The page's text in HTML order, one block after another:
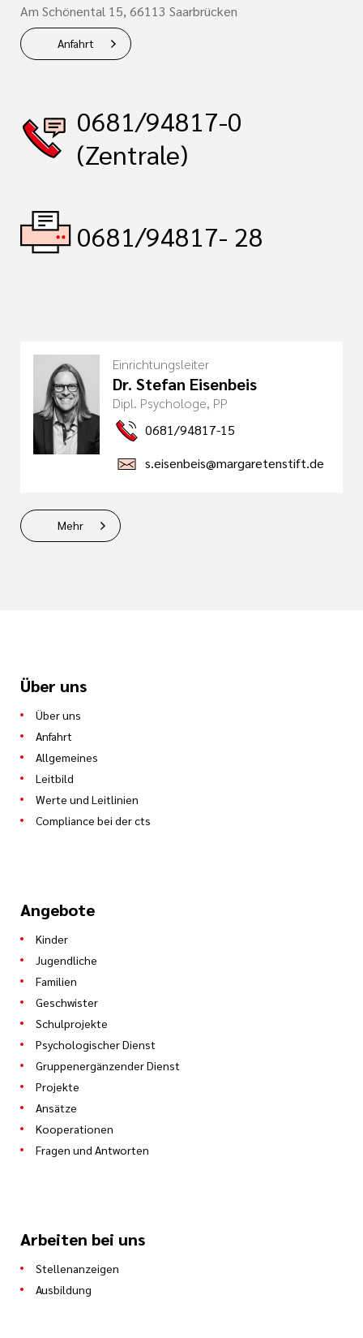
Am Schönental 15, 66113 Saarbrücken
Anfahrt
0681/94817-0
(Zentrale)
0681/94817- 28
Einrichtungsleiter
Dr. Stefan Eisenbeis
Dipl. Psychologe, PP
0681/94817-15
s.eisenbeis@margaretenstift.de
Mehr
Über uns
Über uns
Anfahrt
Allgemeines
Leitbild
Werte und Leitlinien
Compliance bei der cts
Angebote
Kinder
Jugendliche
Familien
Geschwister
Schulprojekte
Psychologischer Dienst
Gruppenergänzender Dienst
Projekte
Ansätze
Kooperationen
Fragen und Antworten
Arbeiten bei uns
Stellenanzeigen
Ausbildung